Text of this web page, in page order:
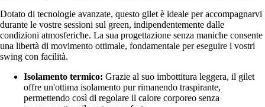
Dotato di tecnologie avanzate, questo gilet è ideale per accompagnarvi
durante le vostre sessioni sul green, indipendentemente dalle
condizioni atmosferiche. La sua progettazione senza maniche consente
una libertà di movimento ottimale, fondamentale per eseguire i vostri
swing con facilità.
Isolamento termico: Grazie al suo imbottitura leggera, il gilet
offre un'ottima isolamento pur rimanendo traspirante,
permettendo così di regolare il calore corporeo senza